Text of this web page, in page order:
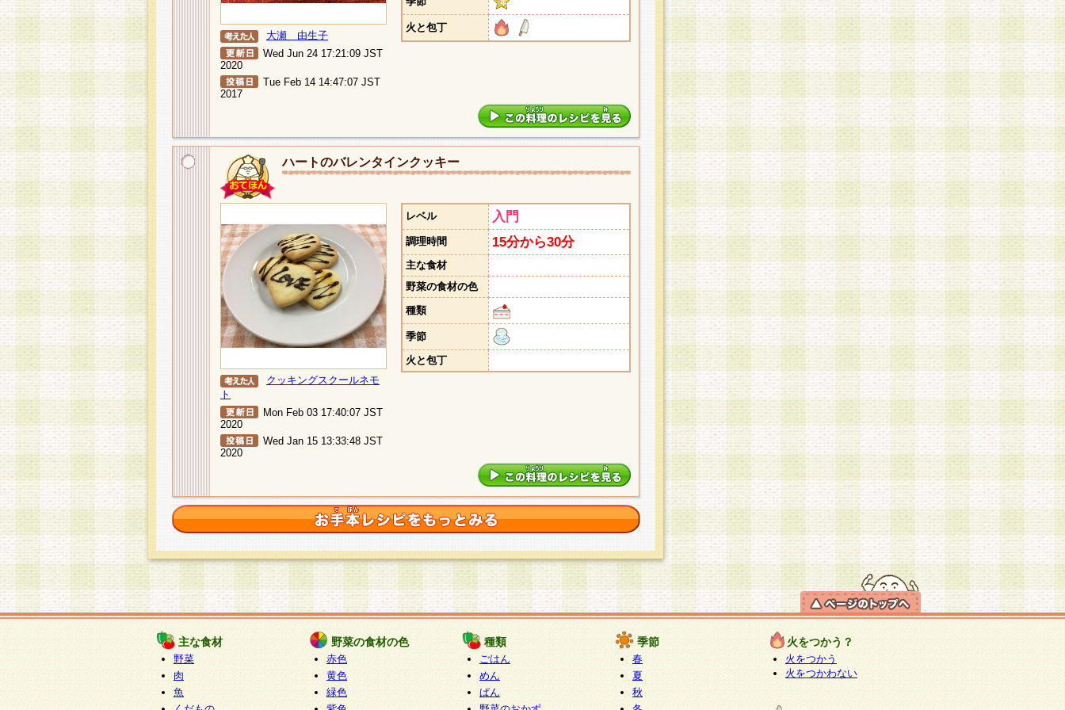
大瀬 由生子
Wed Jun 24 17:21:09 JST
2020
Tue Feb 14 14:47:07 JST
2017
火と包丁
ハートのバレンタインクッキー
クッキングスクールネモ
ト
Mon Feb 03 17:40:07 JST
2020
Wed Jan 15 13:33:48 JST
2020
レベル 入門
調理時間 15分から30分
主な食材
野菜の食材の色
種類
季節
火と包丁
主な食材
野菜
肉
魚
野菜の食材の色
赤色
黄色
緑色
種類
ごはん
めん
ぱん
季節
春
夏
秋
火をつかう？
火をつかう
火をつかわない